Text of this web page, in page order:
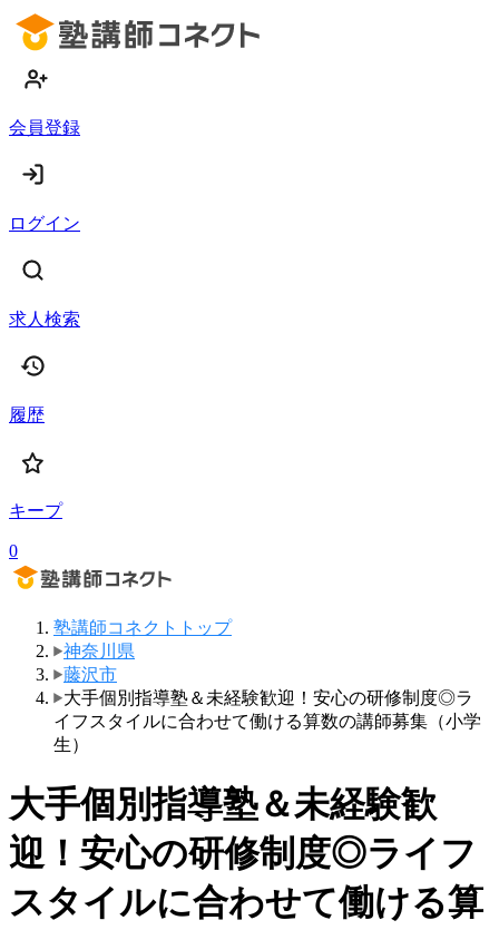
会員登録
ログイン
求人検索
履歴
キープ
0
塾講師コネクトトップ
神奈川県
藤沢市
大手個別指導塾＆未経験歓迎！安心の研修制度◎ラ
イフスタイルに合わせて働ける算数の講師募集（小学
生）
大手個別指導塾＆未経験歓
迎！安心の研修制度◎ライフ
スタイルに合わせて働ける算